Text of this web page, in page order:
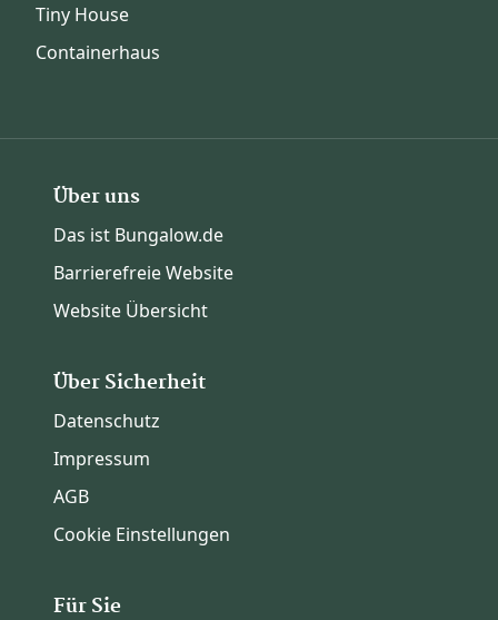
Tiny House
Containerhaus
Über uns
Das ist Bungalow.de
Barrierefreie Website
Website Übersicht
Über Sicherheit
Datenschutz
Impressum
AGB
Cookie Einstellungen
Für Sie